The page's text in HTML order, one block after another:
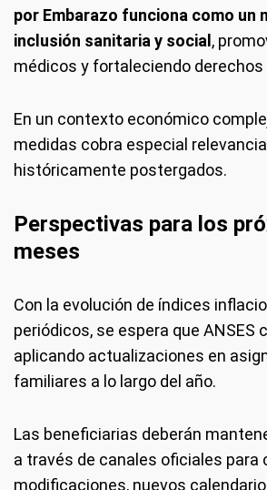
por Embarazo funciona como un
inclusión sanitaria y social ,
médicos y fortaleciendo derechos
En un contexto económico
medidas cobra especial
históricamente postergados.
Perspectivas para los
meses
Con la evolución de índices
periódicos, se espera que ANSES
aplicando actualizaciones en
familiares a lo largo del año.
Las beneficiarias deberán
a través de canales oficiales para
modificaciones, nuevos